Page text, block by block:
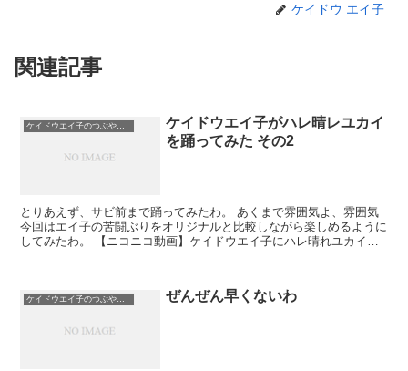
ケイドウ エイ子
関連記事
ケイドウエイ子のつぶやき日記
ケイドウエイ子がハレ晴レユカイ
を踊ってみた その2
とりあえず、サビ前まで踊ってみたわ。 あくまで雰囲気よ、雰囲気
今回はエイ子の苦闘ぶりをオリジナルと比較しながら楽しめるように
してみたわ。 【ニコニコ動画】ケイドウエイ子にハレ晴れユカイを
ケイドウエイ子のつぶやき日記 ぜんぜん早くないわ